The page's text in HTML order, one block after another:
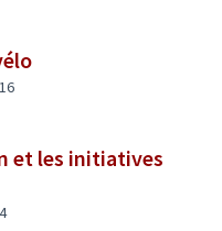
16
et les initiatives
4